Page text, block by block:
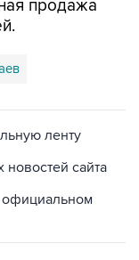
сайта
официальном